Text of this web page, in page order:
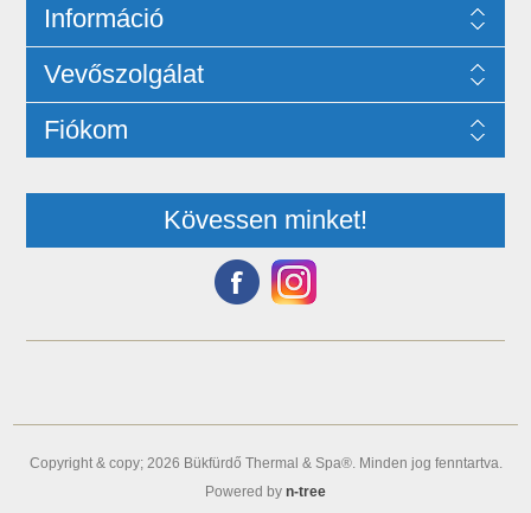
Információ
Vevőszolgálat
Fiókom
Kövessen minket!
Copyright & copy; 2026 Bükfürdő Thermal & Spa®. Minden jog fenntartva.
Powered by n-tree